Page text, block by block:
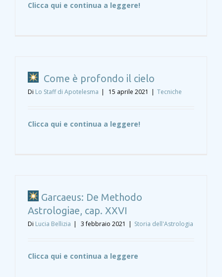
Clicca qui e continua a leggere!
Come è profondo il cielo
Di Lo Staff di Apotelesma | 15 aprile 2021 | Tecniche
Clicca qui e continua a leggere!
Garcaeus: De Methodo
Astrologiae, cap. XXVI
Di Lucia Bellizia | 3 febbraio 2021 | Storia dell'Astrologia
Clicca qui e continua a leggere